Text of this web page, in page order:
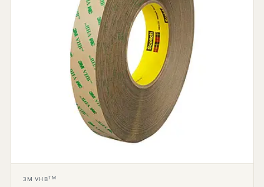
3M VHBTM